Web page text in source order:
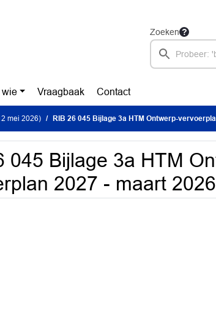
Zoeken
wie Vraagbaak Contact
mei 2026) RIB 26 045 Bijlage 3a HTM Ontwerp-
045 Bijlage 3a HTM
2027 - maart 2026